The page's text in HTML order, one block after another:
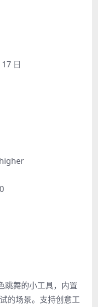
日
跳舞的小工具，内置
的场景。支持创意工